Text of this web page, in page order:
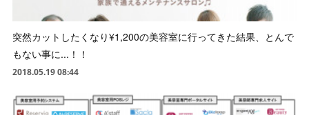
突然カットしたくなり¥1,200の美容室に行ってきた結果、とんで
もない事に...！！
2018.05.19 08:44